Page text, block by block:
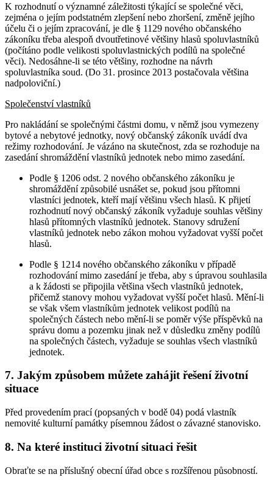
K rozhodnutí o významné záležitosti týkající se společné věci,
zejména o jejím podstatném zlepšení nebo zhoršení, změně jejího
účelu či o jejím zpracování, je dle § 1129 nového občanského
zákoníku třeba alespoň dvoutřetinové většiny hlasů spoluvlastníků
(počítáno podle velikosti spoluvlastnických podílů na společné
věci). Nedosáhne-li se této většiny, rozhodne na návrh
spoluvlastníka soud. (Do 31. prosince 2013 postačovala většina
nadpoloviční.)
Společenství vlastníků
Pro nakládání se společnými částmi domu, v němž jsou vymezeny
bytové a nebytové jednotky, nový občanský zákoník uvádí dva
režimy rozhodování. Je vázáno na skutečnost, zda se rozhoduje na
zasedání shromáždění vlastníků jednotek nebo mimo zasedání.
Podle § 1206 odst. 2 nového občanského zákoníku je
shromáždění způsobilé usnášet se, pokud jsou přítomni
vlastníci jednotek, kteří mají většinu všech hlasů. K přijetí
rozhodnutí nový občanský zákoník vyžaduje souhlas většiny
hlasů přítomných vlastníků jednotek. Stanovy sdružení
vlastníků jednotek nebo zákon mohou vyžadovat vyšší počet
hlasů.
Podle § 1214 nového občanského zákoníku v případě
rozhodování mimo zasedání je třeba, aby s úpravou souhlasila
a k žádosti se připojila většina všech vlastníků jednotek,
přičemž stanovy mohou vyžadovat vyšší počet hlasů. Mění-li
se však všem vlastníkům jednotek velikost podílů na
společných částech nebo mění-li se poměr výše příspěvků na
správu domu a pozemku jinak než v důsledku změny podílů
na společných částech, vyžaduje se souhlas všech vlastníků
jednotek.
7. Jakým způsobem můžete zahájit řešení životní
situace
Před provedením prací (popsaných v bodě 04) podá vlastník
nemovité kulturní památky písemnou žádost o závazné stanovisko.
8. Na které instituci životní situaci řešit
Obraťte se na příslušný obecní úřad obce s rozšířenou působností.